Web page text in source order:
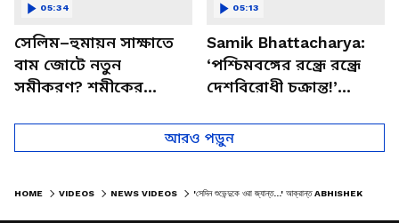
সেলিম–হুমায়ন সাক্ষাতে
বাম জোটে নতুন
সমীকরণ? শমীকের
Samik Bhattacharya
05:34
Samik Bhattacharya:
‘পশ্চিমবঙ্গের রন্ধ্রে রন্ধ্রে
দেশবিরোধী চক্রান্ত!’
BJP News
05:13
আরও পড়ুন
HOME VIDEOS NEWS VIDEOS